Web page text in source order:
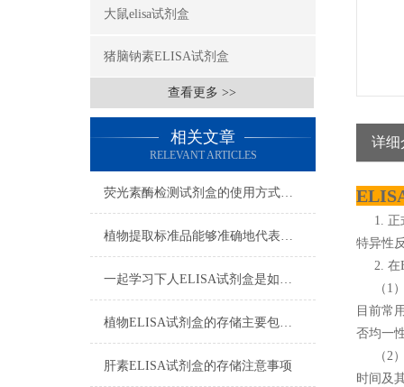
大鼠elisa试剂盒
猪脑钠素ELISA试剂盒
查看更多 >>
相关文章
RELEVANT ARTICLES
荧光素酶检测试剂盒的使用方式可别说不知道
植物提取标准品能够准确地代表植物中的某种特定成分
一起学习下人ELISA试剂盒是如何储存的
植物ELISA试剂盒的存储主要包括以下几个方面
肝素ELISA试剂盒的存储注意事项
详细
1. 正
特异性
2. 在
（1）
目前常
否均一
（2）
时间及